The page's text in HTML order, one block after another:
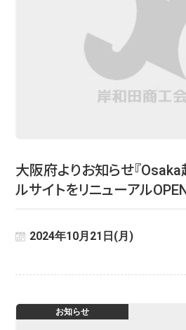
大阪府よりお知らせ『
ルサイトをリニューアルOPEN
2024年10月21日(月)
お知らせ